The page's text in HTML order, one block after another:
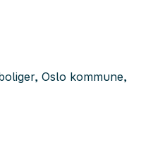
Oslo kommune,